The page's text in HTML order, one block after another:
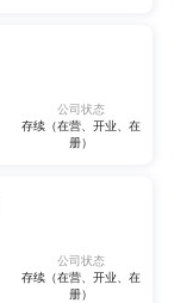
公司状态
存续（在营、开业、在
册）
公司状态
存续（在营、开业、在
册）